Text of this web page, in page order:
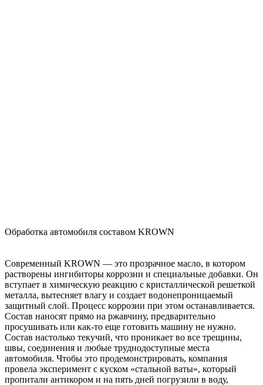
Обработка автомобиля составом KROWN
Современный KROWN — это прозрачное масло, в котором
растворены ингибиторы коррозии и специальные добавки. Он
вступает в химическую реакцию с кристаллической решеткой
металла, вытесняет влагу и создает водонепроницаемый
защитный слой. Процесс коррозии при этом останавливается.
Состав наносят прямо на ржавчину, предварительно
просушивать или как-то еще готовить машину не нужно.
Состав настолько текучий, что проникает во все трещины,
швы, соединения и любые труднодоступные места
автомобиля. Чтобы это продемонстрировать, компания
провела эксперимент с куском «стальной ваты», который
пропитали антикором и на пять дней погрузили в воду,